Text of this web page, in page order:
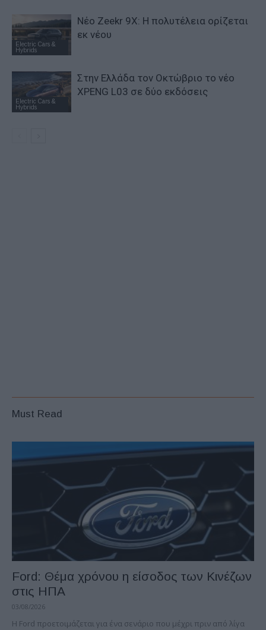
Electric Cars &
Hybrids
Νέο Zeekr 9X: Η πολυτέλεια ορίζεται
εκ νέου
Electric Cars &
Hybrids
Στην Ελλάδα τον Οκτώβριο το νέο
XPENG L03 σε δύο εκδόσεις
Must Read
Ford: Θέμα χρόνου η είσοδος των Κινέζων
στις ΗΠΑ
03/08/2026
Η Ford προετοιμάζεται για ένα σενάριο που μέχρι πριν από λίγα